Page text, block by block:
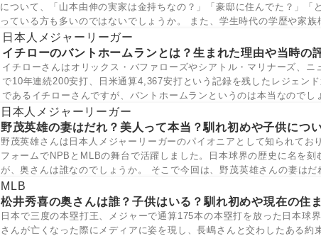
について、「山本由伸の実家は金持ちなの？」「豪邸に住んでた？」「
っている方も多いのではないでしょうか。 また、学生時代の学歴や家族
の記事では...
日本人メジャーリーガー
イチローのバントホームランとは？生まれた理由や当時の
イチローさんはオリックス・バファローズやシアトル・マリナーズ、
で10年連続200安打、日米通算4,367安打という記録を残したレジェン
であるイチローさんですが、バントホームランというのは本当なのでし
バ...
日本人メジャーリーガー
野茂英雄の妻はだれ？美人って本当？馴れ初めや子供につ
野茂英雄さんは日本人メジャーリーガーのパイオニアとして知られてお
フォームでNPBとMLBの舞台で活躍しました。日本球界の歴史に名を
が、奥さんは誰なのでしょうか。 そこで今回は、野茂英雄さんの妻はだ
や子供につ...
MLB
松井秀喜の奥さんは誰？子供はいる？馴れ初めや現在の住
日本で三度の本塁打王、メジャーで通算175本の本塁打を放った日本球
さんが亡くなった際にメディアに姿を現し、長嶋さんと交わしたある約